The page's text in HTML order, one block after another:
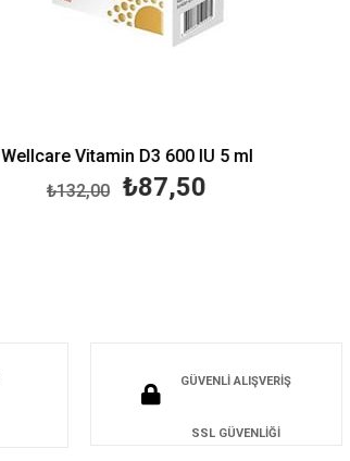
Wellcare Vitamin D3 600 IU 5 ml
₺87,50
₺132,00
GÜVENLİ ALIŞVERİŞ
SSL GÜVENLİĞİ